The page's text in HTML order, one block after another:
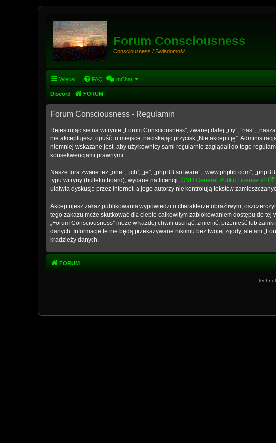
Forum Consciousness
Consciousness / Świadomość
Więcej… FAQ mChat
Discord FORUM
Forum Consciousness - Regulamin
Rejestrując się na witrynie „Forum Consciousness”, zwanej dalej „my”, ”nas”,
nie akceptujesz, opuść to miejsce, naciskając przycisk „Nie akceptuję”.
niemniej wskazane jest, aby użytkownicy sami regularnie zaglądali do tego
konsekwencjami prawnymi.
Nasze fora zwane też „one”, „ich”, „je”, „phpBB software”, „www.phpbb.com”,
typu witryny (bulletin board), wydane na licencji „GNU General Public License v2
ułatwia dyskusje przez internet, a jego autorzy nie kontrolują tekstów
Akceptujesz zakaz publikowania wypowiedzi o charakterze obraźliwym,
tego zakazu może skutkować dla ciebie całkowitym zablokowaniem dostępu do
„Forum Consciousness” może w każdej chwili usunąć, zmienić, przenieść lub
danych. Informacje te nie będą przekazywane nikomu bez twojej zgody, ale ani
kradzieży danych.
FORUM